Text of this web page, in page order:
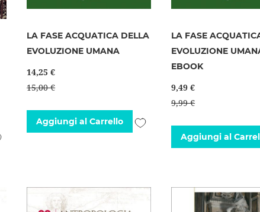
Aggiungi
LA FASE ACQUATICA DELLA
EVOLUZIONE UMANA
14,25 €
15,00 €
Aggiungi al Carrello
Aggiungi
LA FASE
EVOLUZIONE
EBOOK
9,49 €
9,99 €
Aggiungi al